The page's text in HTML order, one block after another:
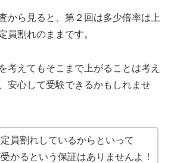
から見ると、第２回は多少倍率は上
員割れのままです。
考えてもそこまで上がることは考え
安心して受験できるかもしれませ
員割れしているからといって
かるという保証はありませんよ！